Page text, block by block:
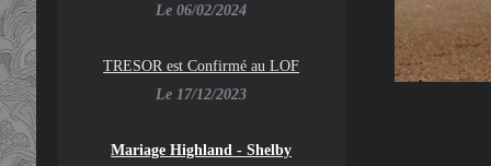
Le 06/02/2024
TRESOR est Confirmé au LOF
Le 17/12/2023
Mariage Highland - Shelby